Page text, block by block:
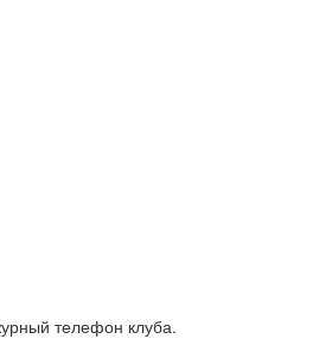
телефон клуба.